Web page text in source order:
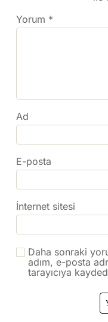
Yorum *
Ad
E-posta
İnternet sitesi
Daha sonraki
adım, e-posta
tarayıcıya